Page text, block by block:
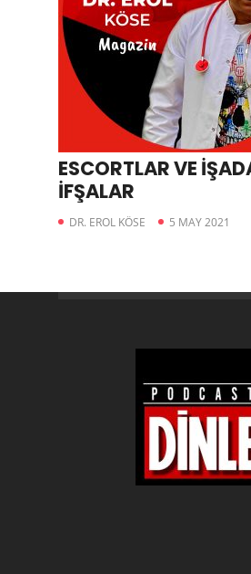
ESCORTLAR VE
İFŞALAR
DR. EROL KÖSE 5 MAY 2021